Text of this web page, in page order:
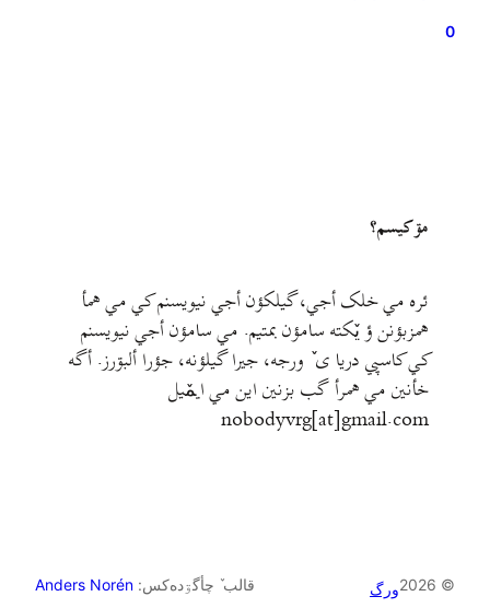
0
مۊ کيسم؟
ئره مي خلک أجي، گيلکؤن أجي نيويسنم کي مي همأ
همزبؤنن ؤ يٚکته سامؤن بمتيم. مي سامؤن أجي نيويسنم
کي کاسپي دريا ی ٚ ورجه، جيرا گيلؤنه، جؤرا ألبۊرز. أگه
خأنين مي همرأ گب بزنين اين مي ايمٚیل‌ ‌
nobodyvrg[at]gmail.com
© 2026 ورگ قالب ٚ چأگۊده‌کس: Anders Norén